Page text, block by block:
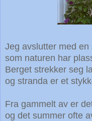
Jeg avslutter med
som naturen har
Berget strekker seg
og stranda er et
Fra gammelt av er
og det summer ofte